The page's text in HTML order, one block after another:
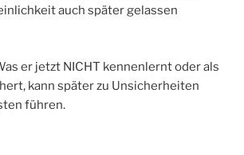
auch später gelassen
er jetzt NICHT kennenlernt oder als
kann später zu Unsicherheiten
führen.